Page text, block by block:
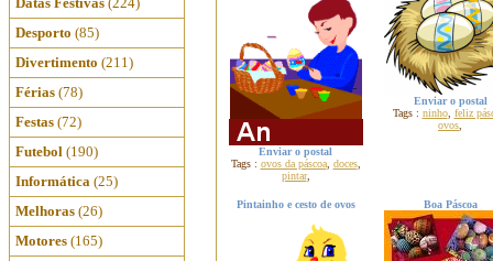
Desporto (85)
Divertimento (211)
Férias (78)
Festas (72)
Futebol (190)
Informática (25)
Melhoras (26)
Motores (165)
Enviar o postal
Tags : ovos da páscoa, doces,
pintar,
Enviar o postal
Tags : ninho, feliz
ovos
Pintainho e cesto de ovos Boa Páscoa